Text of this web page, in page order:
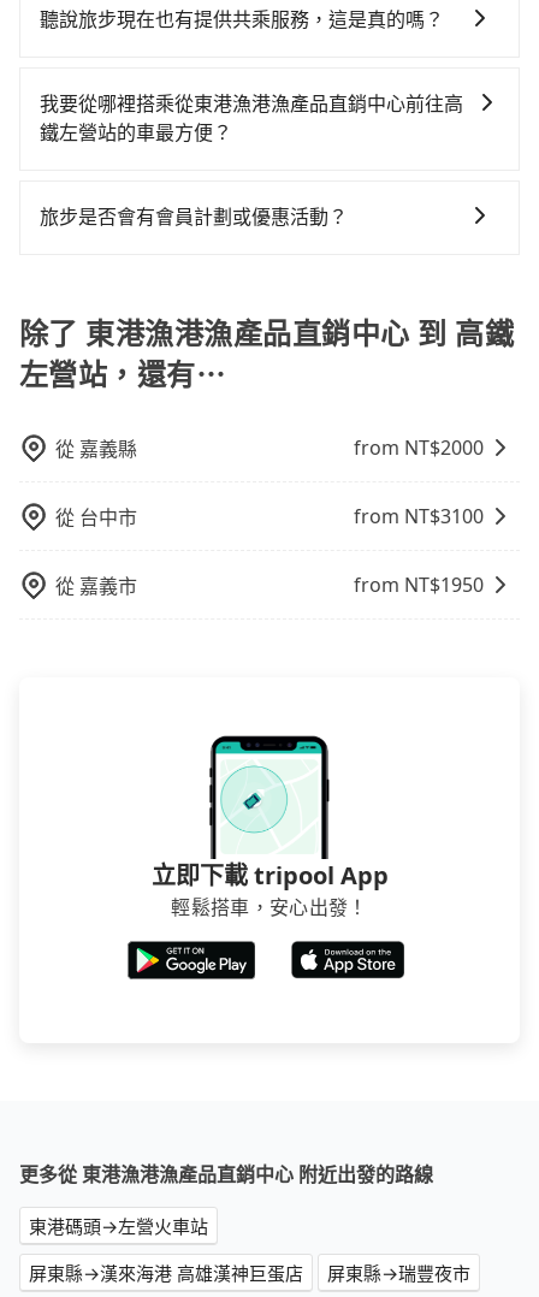
樣。另外，偶爾也會遇到明明已經預約了時間但上一位
小的風險。最後，雖然路邊隨租隨還看似方便，但實際
使用時還是有其區域的限制，實際可停靠的地點與你的
改選tripool的專車服務可再更便宜。
車率，也就是提高俗稱「回頭車」的比例。這不僅體現
用到不熟悉的司機或者轉單給其他車行的情況比同行更
低，如此便反應在服務品質的控管會更佳。但tripool網
要從東港漁港漁產品直銷中心去高鐵左營站，請儘早下
市場上稍具規模且合法經營的業者，有以短程與城市為
KKDAY、KLOOK、叫車吧等。tripool旅步專注在長程
單程接送與跨縣市計時包車，不論從哪邊去哪裡（當然
提供專車到府服務，是絕大多數乘客出行的最佳選擇。
聽說旅步現在也有提供共乘服務，這是真的嗎？
保證出車的共乘服務，不用再擔心人少不成團問題，還
能到府接送，機場、通勤共乘、大型活動接送都適合！
我要從哪裡搭乘從東港漁港漁產品直銷中心前往高
鐵左營站的車最方便？
落，只要有路能到、Google地圖上能標註、GPS上能找
旅步是否會有會員計劃或優惠活動？
除了 東港漁港漁產品直銷中心 到 高鐵
左營站，還有⋯
從 嘉義縣 from NT$2000
從 台中市 from NT$3100
從 嘉義市 from NT$1950
立即下載 tripool App
輕鬆搭車，安心出發！
更多從 東港漁港漁產品直銷中心 附近出發的路線
東港碼頭→左營火車站
屏東縣→漢來海港 高雄漢神巨蛋店
屏東縣→瑞豐夜市